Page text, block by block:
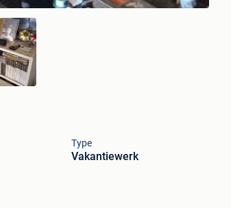
Type
Vakantiewerk